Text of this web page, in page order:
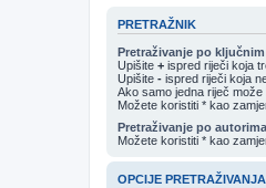
PRETRAŽNIK
Pretraživanje po
Upišite + ispred riječi koja
Upišite - ispred riječi koja
Ako samo jedna riječ
Možete koristiti * kao
Pretraživanje po
Možete koristiti * kao
OPCIJE PRETRAŽIVANJA